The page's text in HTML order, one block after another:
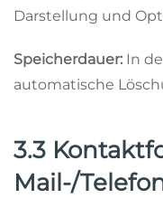
Darstellung und
Speicherdauer: In
automatische
3.3
Mail-/